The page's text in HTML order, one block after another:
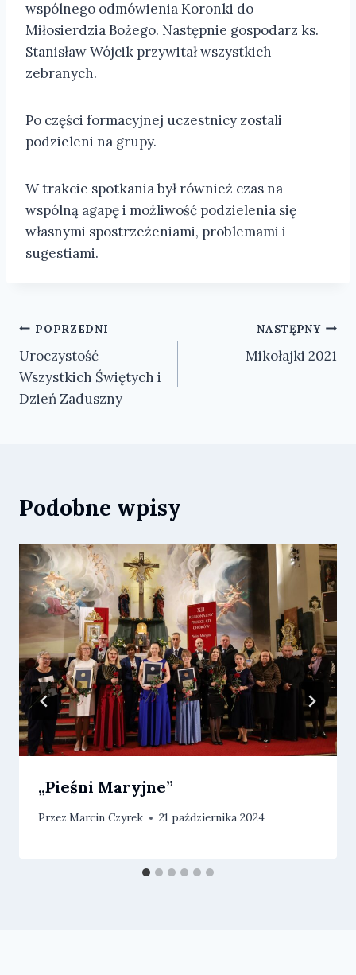
wspólnego odmówienia Koronki do
Miłosierdzia Bożego. Następnie gospodarz ks.
Stanisław Wójcik przywitał wszystkich
zebranych.
Po części formacyjnej uczestnicy zostali
podzieleni na grupy.
W trakcie spotkania był również czas na
wspólną agapę i możliwość podzielenia się
własnymi spostrzeżeniami, problemami i
sugestiami.
Nawigacja
wpisu
POPRZEDNI
Uroczystość
Wszystkich Świętych i
Dzień Zaduszny
NASTĘPNY
Mikołajki 2021
Podobne wpisy
„Pieśni Maryjne”
Przez Marcin Czyrek 21 października 2024